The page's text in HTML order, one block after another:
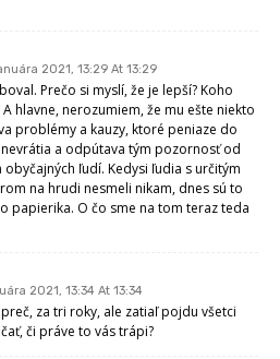
2021, 13:29 At 13:29
Prečo si myslí, že je lepší? Koho
A hlavne, nerozumiem, že mu ešte niekto
problémy a kauzy, ktoré peniaze do
a odpútava tým pozornosť od
ľudí. Kedysi ľudia s určitým
na hrudi nesmeli nikam, dnes sú to
papierika. O čo sme na tom teraz teda
2021, 13:34 At 13:34
za tri roky, ale zatiaľ pojdu všetci
či práve to vás trápi?